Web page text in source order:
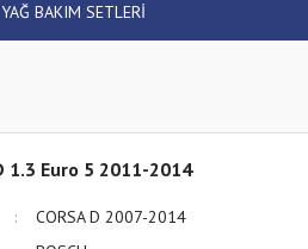
YAĞ BAKIM SETLERİ
1.3 Euro 5 2011-2014
CORSA D 2007-2014